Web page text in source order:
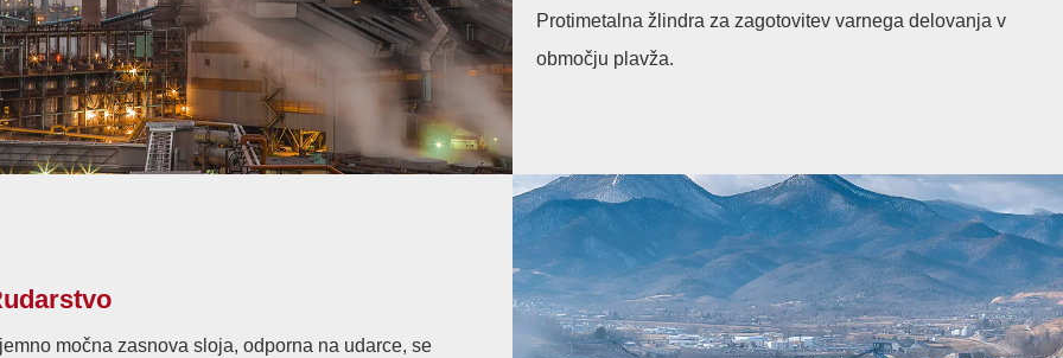
Protimetalna žlindra za zagotovitev varnega delovanja v
območju plavža.
močna zasnova sloja, odporna na udarce, se